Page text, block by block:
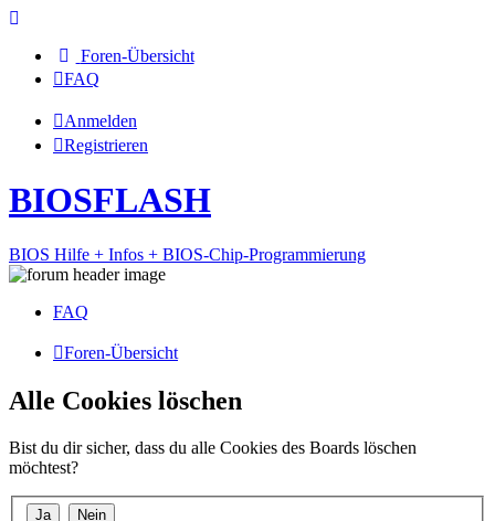
Foren-Übersicht
FAQ
Anmelden
Registrieren
BIOSFLASH
BIOS Hilfe + Infos + BIOS-Chip-Programmierung
FAQ
Foren-Übersicht
Alle Cookies löschen
Bist du dir sicher, dass du alle Cookies des Boards löschen
möchtest?